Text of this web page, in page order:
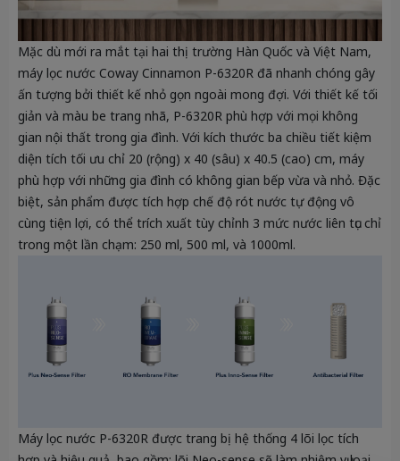
Mặc dù mới ra mắt tại hai thị trường Hàn Quốc và Việt Nam,
máy lọc nước Coway Cinnamon P-6320R đã nhanh chóng gây
ấn tượng bởi thiết kế nhỏ gọn ngoài mong đợi. Với thiết kế tối
giản và màu be trang nhã, P-6320R phù hợp với mọi không
gian nội thất trong gia đình. Với kích thước ba chiều tiết kiệm
diện tích tối ưu chỉ 20 (rộng) x 40 (sâu) x 40.5 (cao) cm, máy
phù hợp với những gia đình có không gian bếp vừa và nhỏ. Đặc
biệt, sản phẩm được tích hợp chế độ rót nước tự động vô
cùng tiện lợi, có thể trích xuất tùy chỉnh 3 mức nước liên tục chỉ
trong một lần chạm: 250 ml, 500 ml, và 1000ml.
Máy lọc nước P-6320R được trang bị hệ thống 4 lõi lọc tích